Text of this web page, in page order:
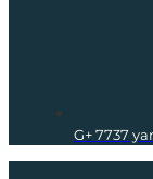
G+ 7737